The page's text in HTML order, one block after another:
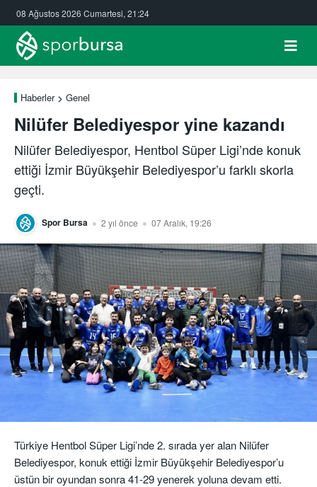
08 Ağustos 2026 Cumartesi, 21:24
Haberler Genel
Nilüfer Belediyespor yine kazandı
Nilüfer Belediyespor, Hentbol Süper Ligi’nde konuk
ettiği İzmir Büyükşehir Belediyespor’u farklı skorla
geçti.
Spor Bursa 2 yıl önce 07 Aralık, 19:26
Türkiye Hentbol Süper Ligi’nde 2. sırada yer alan Nilüfer
Belediyespor, konuk ettiği İzmir Büyükşehir Belediyespor’u
üstün bir oyundan sonra 41-29 yenerek yoluna devam etti.